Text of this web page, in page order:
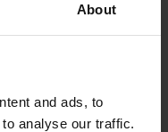
About
and ads, to
analyse our traffic.